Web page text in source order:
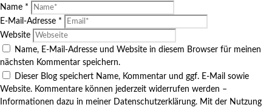
Name *
E-Mail-Adresse *
Website
Name, E-Mail-Adresse und Website in diesem Browser für meinen
nächsten Kommentar speichern.
Dieser Blog speichert Name, Kommentar und ggf. E-Mail sowie
Website. Kommentare können jederzeit widerrufen werden –
Informationen dazu in meiner Datenschutzerklärung. Mit der Nutzung